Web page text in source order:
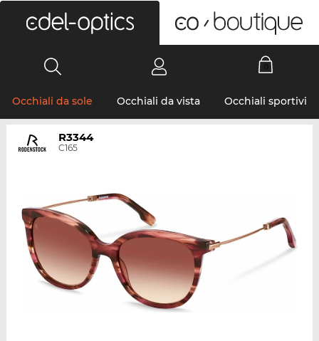
Occhiali da sole Occhiali da vista Occhiali sportivi
R3344
C165